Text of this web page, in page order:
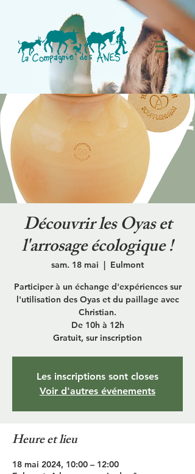
Découvrir les Oyas et
l'arrosage écologique !
sam. 18 mai
  |
Eulmont
Participer à un échange d'expériences sur
l'utilisation des Oyas et du paillage avec
Christian.
De 10h à 12h
Gratuit, sur inscription
Les inscriptions sont closes
Voir d'autres événements
Heure et lieu
18 mai 2024, 10:00 – 12:00